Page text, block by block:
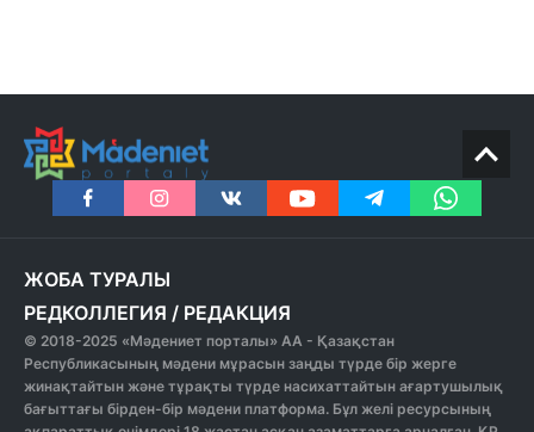
ЖОБА ТУРАЛЫ
РЕДКОЛЛЕГИЯ / РЕДАКЦИЯ
© 2018-2025 «Мәдениет порталы» АА - Қазақстан
Республикасының мәдени мұрасын заңды түрде бір жерге
жинақтайтын және тұрақты түрде насихаттайтын ағартушылық
бағыттағы бірден-бір мәдени платформа. Бұл желі ресурсының